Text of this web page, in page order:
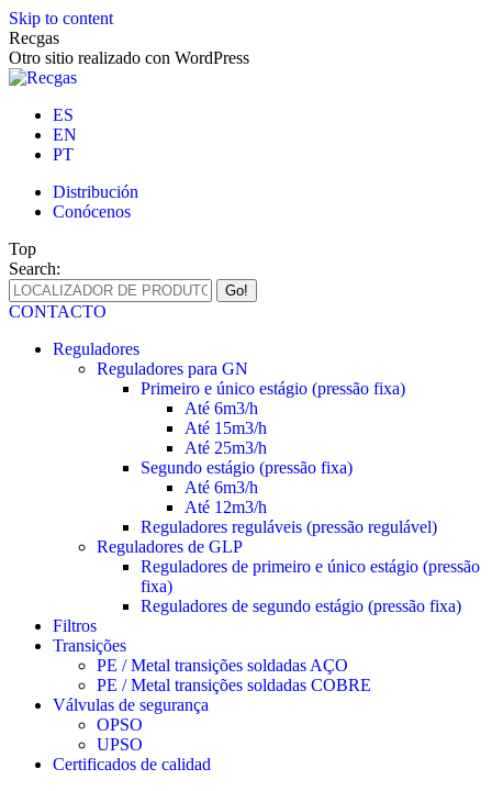
Skip to content
Recgas
Otro sitio realizado con WordPress
ES
EN
PT
Distribución
Conócenos
Top
Search:
CONTACTO
Reguladores
Reguladores para GN
Primeiro e único estágio (pressão fixa)
Até 6m3/h
Até 15m3/h
Até 25m3/h
Segundo estágio (pressão fixa)
Até 6m3/h
Até 12m3/h
Reguladores reguláveis (pressão regulável)
Reguladores de GLP
Reguladores de primeiro e único estágio (pressão
fixa)
Reguladores de segundo estágio (pressão fixa)
Filtros
Transições
PE / Metal transições soldadas AÇO
PE / Metal transições soldadas COBRE
Válvulas de segurança
OPSO
UPSO
Certificados de calidad